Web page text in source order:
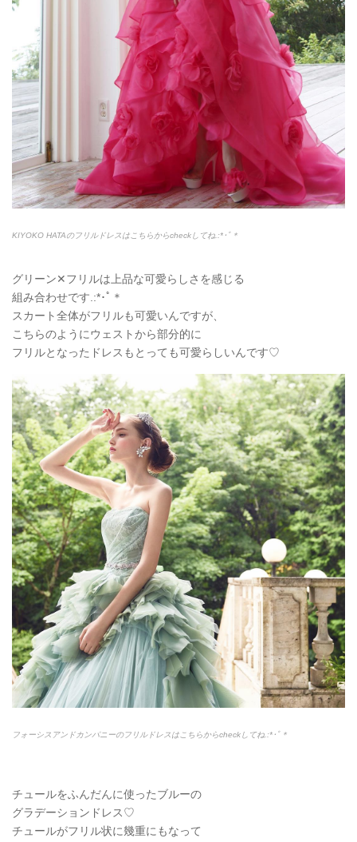
KIYOKO HATAのフリルドレスはこちらからcheckしてね.:*･ﾟ＊
グリーン✕フリルは上品な可愛らしさを感じる
組み合わせです.:*･ﾟ＊
スカート全体がフリルも可愛いんですが、
こちらのようにウェストから部分的に
フリルとなったドレスもとっても可愛らしいんです♡
フォーシスアンドカンパニーのフリルドレスはこちらからcheckしてね.:*･ﾟ＊
チュールをふんだんに使ったブルーの
グラデーションドレス♡
チュールがフリル状に幾重にもなって